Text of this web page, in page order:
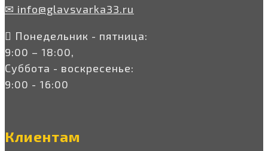
✉ info@glavsvarka33.ru
Понедельник - пятница:
9:00 – 18:00,
Суббота - воскресенье:
9:00 - 16:00
Клиентам